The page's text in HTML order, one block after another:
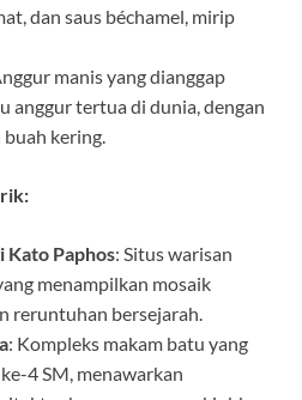
dan saus béchamel, mirip
manis yang dianggap
anggur tertua di dunia, dengan
buah kering.
Kato Paphos: Situs warisan
menampilkan mosaik
reruntuhan bersejarah.
: Kompleks makam batu yang
4 SM, menawarkan